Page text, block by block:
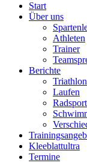
Start
Über uns
Athleten
Trainer
Berichte
Triathlon
Laufen
Radsport
Kleeblattultra
Termine